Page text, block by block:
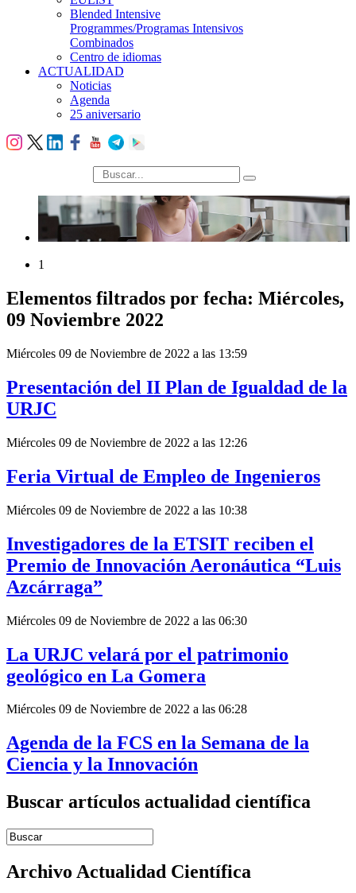
Blended Intensive
Programmes/Programas Intensivos
Combinados
Centro de idiomas
ACTUALIDAD
Noticias
Agenda
25 aniversario
búsqueda
1
Elementos filtrados por fecha: Miércoles,
09 Noviembre 2022
Miércoles 09 de Noviembre de 2022 a las 13:59
Presentación del II Plan de Igualdad de la
URJC
Miércoles 09 de Noviembre de 2022 a las 12:26
Feria Virtual de Empleo de Ingenieros
Miércoles 09 de Noviembre de 2022 a las 10:38
Investigadores de la ETSIT reciben el
Premio de Innovación Aeronáutica “Luis
Azcárraga”
Miércoles 09 de Noviembre de 2022 a las 06:30
La URJC velará por el patrimonio
geológico en La Gomera
Miércoles 09 de Noviembre de 2022 a las 06:28
Agenda de la FCS en la Semana de la
Ciencia y la Innovación
Buscar artículos actualidad científica
Introduce términos de búsqueda
Archivo Actualidad Científica